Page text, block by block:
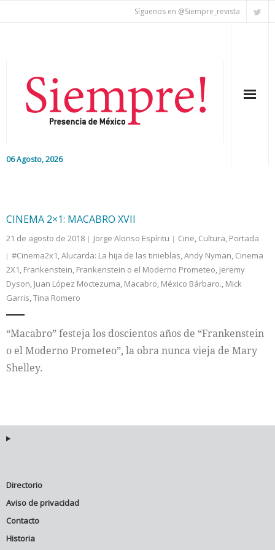
Síguenos en @Siempre_revista
06 Agosto, 2026
Nacional
Colaboradores
Internacional
Cultura
CINEMA 2×1: MACABRO XVII
21 de agosto de 2018 Jorge Alonso Espíritu Cine, Cultura, Portada
#Cinema2x1,Alucarda: La hija de las tinieblas,Andy Nyman, Cinema
2X1, Frankenstein, Frankenstein o el Moderno Prometeo, Jeremy
Dyson, Juan López Moctezuma, Macabro, México Bárbaro., Mick
Garris,Tina Romero
“Macabro” festeja los doscientos años de “Frankenstein
o el Moderno Prometeo”, la obra nunca vieja de Mary
Shelley.
Directorio
Aviso de privacidad
Contacto
Historia